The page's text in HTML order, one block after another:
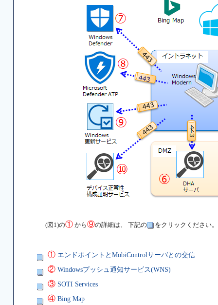
(図1)の① から⑨の詳細は、 下記の をクリックください。
① エンドポイントとMobiControlサーバとの交信
② Windowsプッシュ通知サービス(WNS)
③ SOTI Services
④ Bing Map